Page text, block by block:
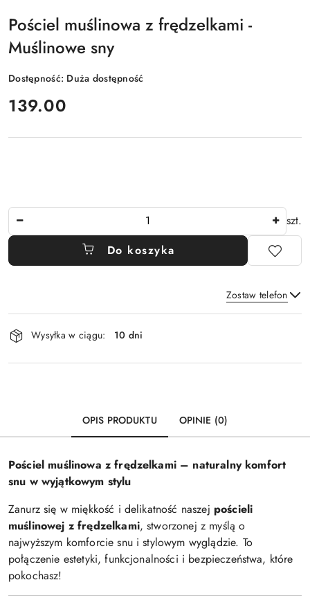
Pościel muślinowa z frędzelkami -
Muślinowe sny
Dostępność: Duża dostępność
cena:
139.00
szt.
Do koszyka
Zostaw telefon
Dostępność
i
dostawa
Wysyłka w ciągu: 10 dni
OPIS PRODUKTU OPINIE (0)
Pościel muślinowa z frędzelkami – naturalny komfort
snu w wyjątkowym stylu
Zanurz się w miękkość i delikatność naszej pościeli
muślinowej z frędzelkami, stworzonej z myślą o
najwyższym komforcie snu i stylowym wyglądzie. To
połączenie estetyki, funkcjonalności i bezpieczeństwa, które
pokochasz!